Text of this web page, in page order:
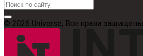
© 2026 Universe, Все права защищены